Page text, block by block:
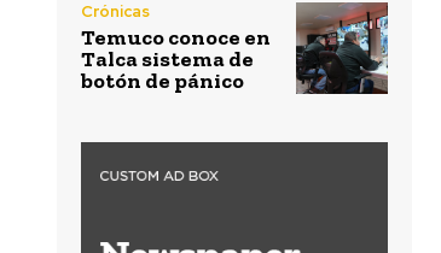
Crónicas
Temuco conoce en
Talca sistema de
botón de pánico